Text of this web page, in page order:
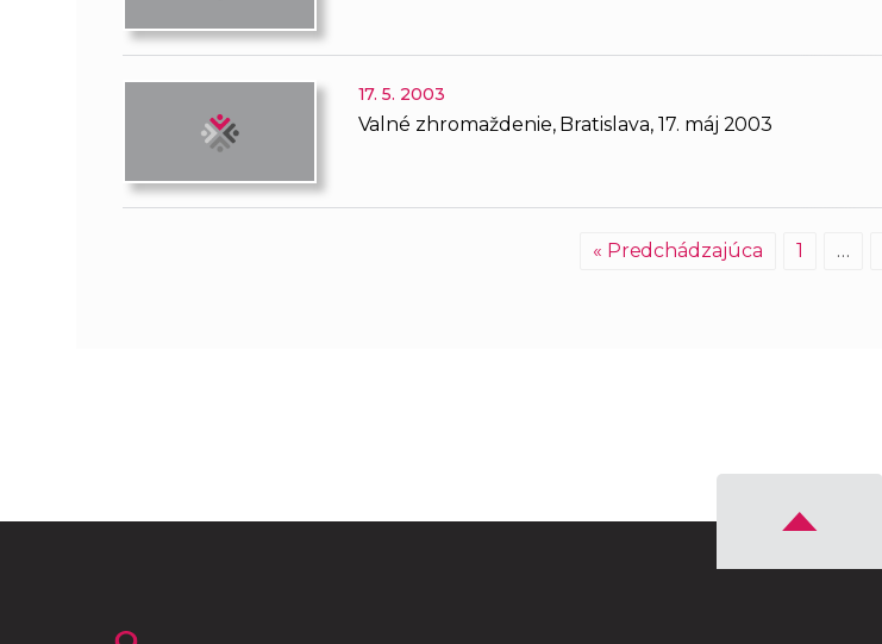
17. 5. 2003
Valné zhromaždenie, Bratislava, 17. máj 2003
« Predchádzajúca 1 …